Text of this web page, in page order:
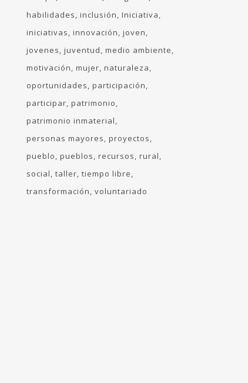
habilidades inclusión Iniciativa
iniciativas innovación joven
jovenes juventud medio ambiente
motivación mujer naturaleza
oportunidades participación
participar patrimonio
patrimonio inmaterial
personas mayores proyectos
pueblo pueblos recursos rural
social taller tiempo libre
transformación voluntariado